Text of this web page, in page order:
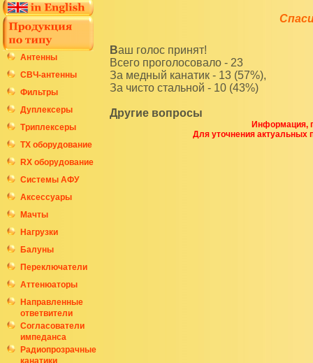
Антенны
СВЧ-антенны
Фильтры
Дуплексеры
Триплексеры
ТХ оборудование
RX оборудование
Системы АФУ
Аксессуары
Мачты
Нагрузки
Балуны
Переключатели
Аттенюаторы
Направленные
ответвители
Согласователи
импеданса
Радиопрозрачные
канатики
Ваш голос принят!
Всего проголосовало - 23
За медный канатик - 13 (57%),
За чисто стальной - 10 (43%)
Другие вопросы
Информация,
Для уточнения актуальных